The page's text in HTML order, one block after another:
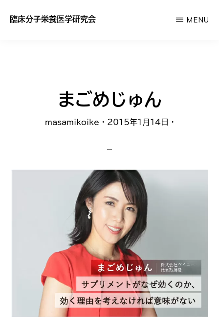
臨床分子栄養医学研究会 MENU
まごめじゅん
masamikoike · 2015年1月14日 ·